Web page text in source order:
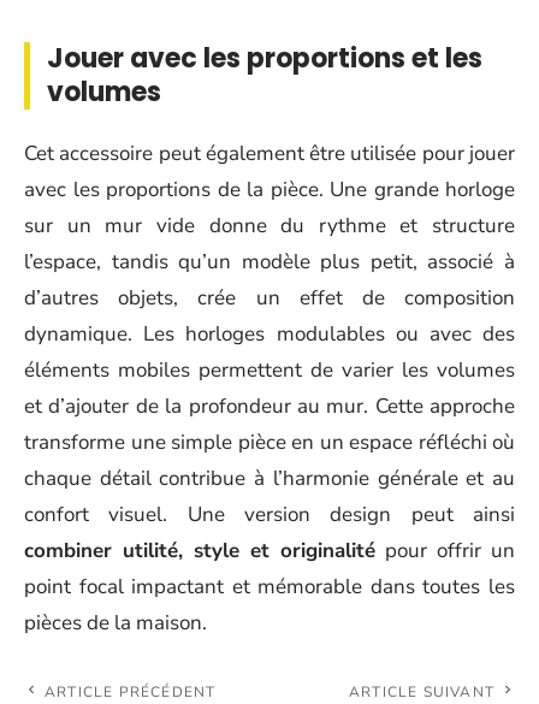
Jouer avec les proportions et les
volumes
Cet accessoire peut également être utilisée pour jouer
avec les proportions de la pièce. Une grande horloge
sur un mur vide donne du rythme et structure
l’espace, tandis qu’un modèle plus petit, associé à
d’autres objets, crée un effet de composition
dynamique. Les horloges modulables ou avec des
éléments mobiles permettent de varier les volumes
et d’ajouter de la profondeur au mur. Cette approche
transforme une simple pièce en un espace réfléchi où
chaque détail contribue à l’harmonie générale et au
confort visuel. Une version design peut ainsi
combiner utilité, style et originalité pour offrir un
point focal impactant et mémorable dans toutes les
pièces de la maison.
ARTICLE PRÉCÉDENT ARTICLE SUIVANT